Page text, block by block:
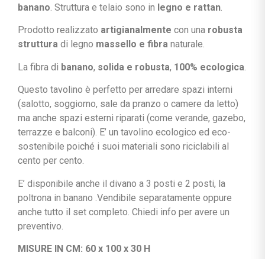
banano. Struttura e telaio sono in legno e rattan.
Prodotto realizzato artigianalmente con una robusta
struttura di legno massello e fibra naturale.
La fibra di banano, solida e robusta, 100% ecologica
Questo tavolino è perfetto per arredare spazi interni
(salotto, soggiorno, sale da pranzo o camere da letto)
ma anche spazi esterni riparati (come verande, gazebo,
terrazze e balconi). E’ un tavolino ecologico ed eco-
sostenibile poiché i suoi materiali sono riciclabili al
cento per cento.
E’ disponibile anche il divano a 3 posti e 2 posti, la
poltrona in banano .Vendibile separatamente oppure
anche tutto il set completo. Chiedi info per avere un
preventivo.
MISURE IN CM: 60 x 100 x 30 H